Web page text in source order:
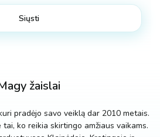
žaislai
pradėjo savo veiklą dar 2010 metais.
ko reikia skirtingo amžiaus vaikams.